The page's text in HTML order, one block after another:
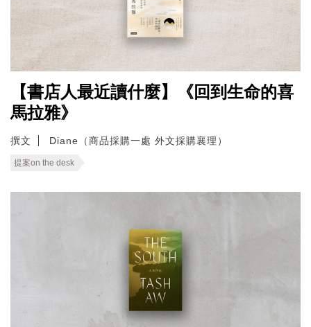
【書店人最近讀什麼】《回到生命的喜
馬拉雅》
撰文 Diane（商品採購一處 外文採購襄理）
提案on the desk